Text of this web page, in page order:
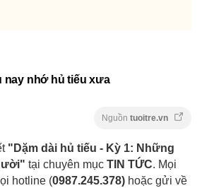
nay nhớ hủ tiếu xưa
Nguồn tuoitre.vn
"Dặm dài hủ tiếu - Kỳ 1: Những
tại chuyên mục TIN TỨC. Mọi
hotline (0987.245.378) hoặc gửi về